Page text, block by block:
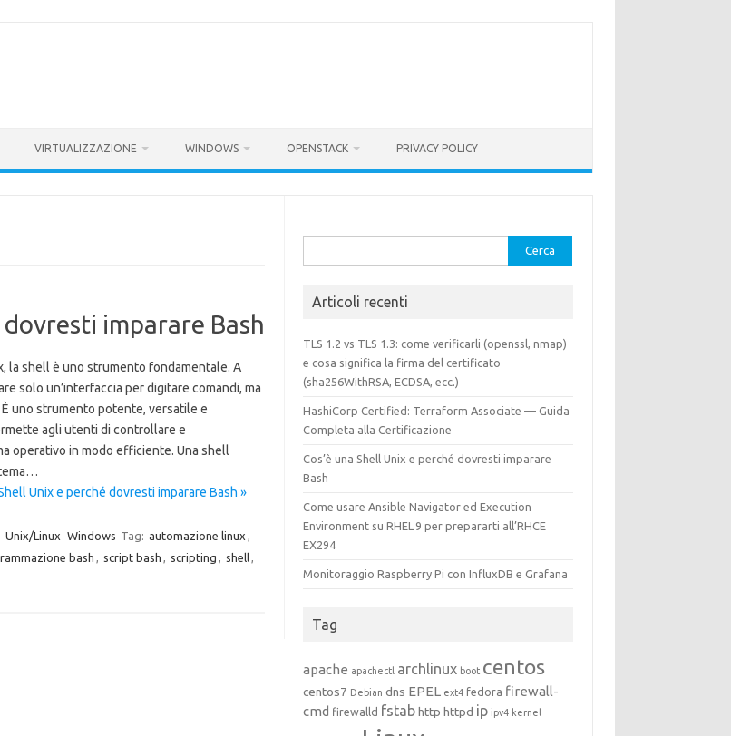
VIRTUALIZZAZIONE WINDOWS OPENSTACK PRIVACY POLICY
dovresti imparare Bash
la shell è uno strumento fondamentale. A
solo un’interfaccia per digitare comandi, ma
uno strumento potente, versatile e
agli utenti di controllare e
operativo in modo efficiente. Una shell
Unix e perché dovresti imparare Bash »
Unix/Linux Windows Tag: automazione linux ,
bash , script bash , scripting , shell,
per:
Articoli recenti
TLS 1.2 vs TLS 1.3: come verificarli (openssl, nmap)
e cosa significa la firma del certificato
(sha256WithRSA, ECDSA, ecc.)
HashiCorp Certified: Terraform Associate — Guida
Completa alla Certificazione
Cos’è una Shell Unix e perché dovresti imparare
Bash
Come usare Ansible Navigator ed Execution
Environment su RHEL 9 per prepararti all’RHCE
EX294
Monitoraggio Raspberry Pi con InfluxDB e Grafana
Tag
apache apachectl archlinux boot centos
centos7 Debian dns EPEL ext4 fedora firewall-
cmd firewalld fstab http httpd ip ipv4 kernel